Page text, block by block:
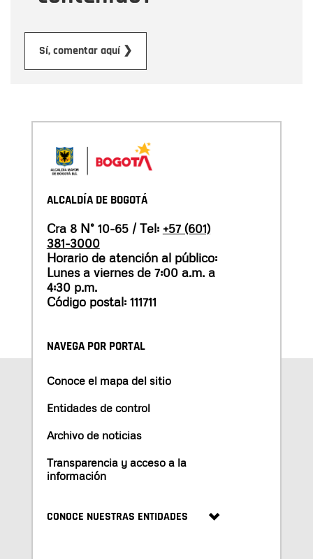
Sí, comentar aquí ❯
ALCALDÍA DE BOGOTÁ
Cra 8 N° 10-65 / Tel: +57 (601)
381-3000
Horario de atención al público:
Lunes a viernes de 7:00 a.m. a
4:30 p.m.
Código postal: 111711
NAVEGA POR PORTAL
Conoce el mapa del sitio
Entidades de control
Archivo de noticias
Transparencia y acceso a la
información
CONOCE NUESTRAS ENTIDADES